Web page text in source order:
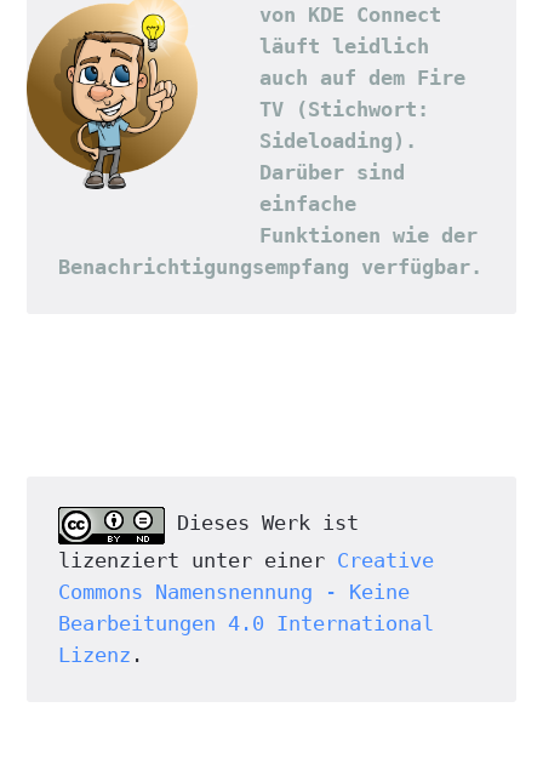
von KDE Connect
läuft leidlich
auch auf dem Fire
TV (Stichwort:
Sideloading).
Darüber sind
einfache
Funktionen wie der
Benachrichtigungsempfang verfügbar.
Dieses Werk ist
lizenziert unter einer Creative
Commons Namensnennung - Keine
Bearbeitungen 4.0 International
Lizenz .